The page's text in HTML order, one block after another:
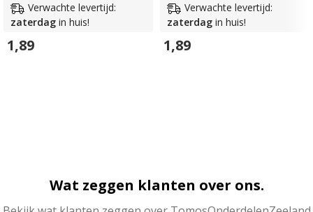
Verwachte levertijd:
zaterdag in huis!
1,89
Verwachte levertijd:
zaterdag in huis!
1,89
Wat zeggen klanten over ons.